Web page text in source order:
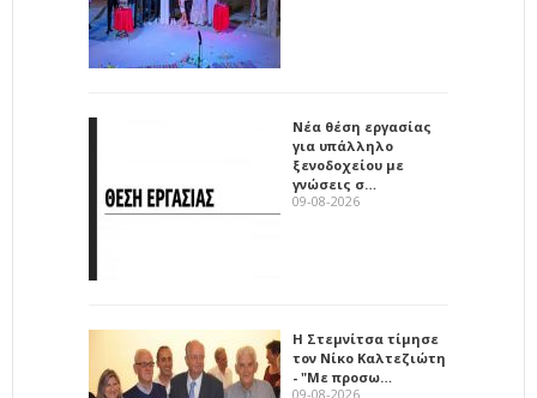
Νέα θέση εργασίας
για υπάλληλο
ξενοδοχείου με
γνώσεις σ…
09-08-2026
Η Στεμνίτσα τίμησε
τον Νίκο Καλτεζιώτη
- "Με προσω…
09-08-2026